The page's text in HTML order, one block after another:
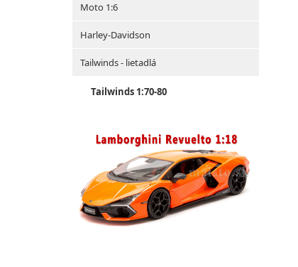
Moto 1:6
Harley-Davidson
Tailwinds - lietadlá
Tailwinds 1:70-80